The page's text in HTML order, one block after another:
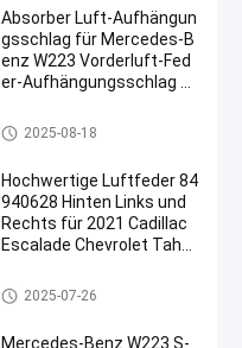
Absorber Luft-Aufhängun
gsschlag für Mercedes-B
enz W223 Vorderluft-Fed
er-Aufhängungsschlag 2
Luft-Suspendierungs-Schock
2025-08-18
Hochwertige Luftfeder 84
940628 Hinten Links und
Rechts für 2021 Cadillac
Escalade Chevrolet Taho
Luftsuspendierungsfrühlinge
2025-07-26
Mercedes-Benz W223 S-